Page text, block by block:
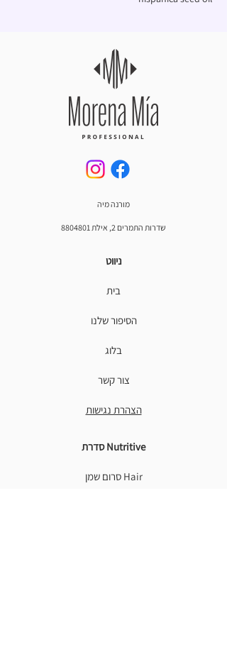
מורנה מיה
שדרות התמרים 2, אילת 8804801
ניווט
בית
הסיפור שלנו
בלוג
צור קשר
הצהרת נגישות
Nutritive סדרת
Hair סרום שמן